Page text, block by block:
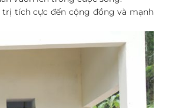
tích cực đến cộng đồng và mạnh